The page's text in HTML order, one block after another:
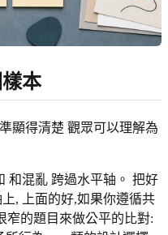
本
顯得清楚 觀眾可以理解為
和混亂 跨過水平轴。 把好
, 上面的好,如果你遵循共
窄的題目來做公平的比對: